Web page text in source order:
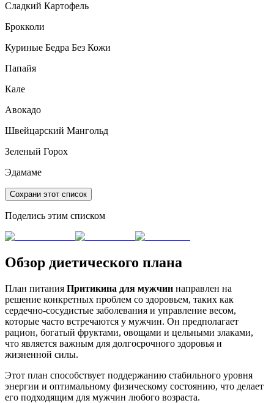
Сладкий Картофель
Брокколи
Куриные Бедра Без Кожи
Папайя
Кале
Авокадо
Швейцарский Мангольд
Зеленый Горох
Эдамаме
Сохрани этот список
Поделись этим списком
Обзор диетического плана
План питания Притикина для мужчин направлен на
решение конкретных проблем со здоровьем, таких как
сердечно-сосудистые заболевания и управление весом,
которые часто встречаются у мужчин. Он предполагает
рацион, богатый фруктами, овощами и цельными злаками,
что является важным для долгосрочного здоровья и
жизненной силы.
Этот план способствует поддержанию стабильного уровня
энергии и оптимальному физическому состоянию, что делает
его подходящим для мужчин любого возраста.